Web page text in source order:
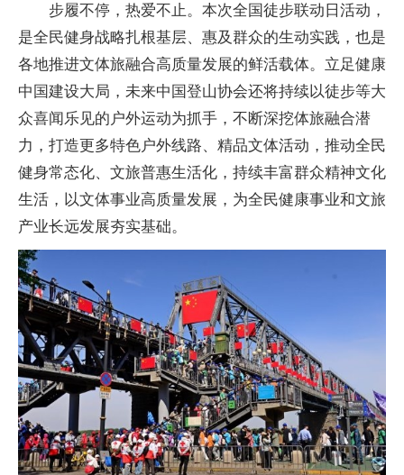
步履不停，热爱不止。本次全国徒步联动日活动，
是全民健身战略扎根基层、惠及群众的生动实践，也是
各地推进文体旅融合高质量发展的鲜活载体。立足健康
中国建设大局，未来中国登山协会还将持续以徒步等大
众喜闻乐见的户外运动为抓手，不断深挖体旅融合潜
力，打造更多特色户外线路、精品文体活动，推动全民
健身常态化、文旅普惠生活化，持续丰富群众精神文化
生活，以文体事业高质量发展，为全民健康事业和文旅
产业长远发展夯实基础。